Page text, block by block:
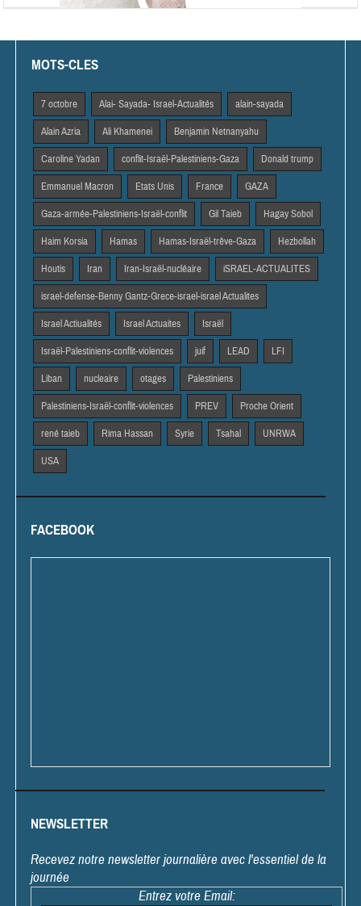
MOTS-CLES
7 octobre Alai- Sayada- Israel-Actualités alain-sayada
Alain Azria Ali Khamenei Benjamin Netnanyahu
Caroline Yadan conflit-Israël-Palestiniens-Gaza Donald trump
Emmanuel Macron Etats Unis France GAZA
Gaza-armée-Palestiniens-Israël-conflit Gil Taieb Hagay Sobol
Haim Korsia Hamas Hamas-Israël-trêve-Gaza Hezbollah
Houtis Iran Iran-Israël-nucléaire iSRAEL-ACTUALITES
israel-defense-Benny Gantz-Grece-israel-israel Actualites
Israel Actiualités Israel Actuaites Israël
Israël-Palestiniens-conflit-violences juif LEAD LFI
Liban nucleaire otages Palestiniens
Palestiniens-Israël-conflit-violences PREV Proche Orient
rené taieb Rima Hassan Syrie Tsahal UNRWA
USA
FACEBOOK
NEWSLETTER
Recevez notre newsletter journalière avec l'essentiel de la
journée
Entrez votre Email: